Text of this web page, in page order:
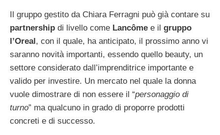
Il gruppo gestito da Chiara Ferragni può già contare su
partnership di livello come Lancôme e il gruppo
l’Oreal, con il quale, ha anticipato, il prossimo anno vi
saranno novità importanti, essendo quello beauty, un
settore considerato dall’imprenditrice importante e
valido per investire. Un mercato nel quale la donna
vuole dimostrare di non essere il “personaggio di
turno” ma qualcuno in grado di proporre prodotti
concreti e di successo.